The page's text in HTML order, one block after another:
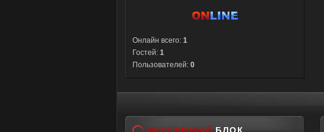
Онлайн всего: 1
Гостей: 1
Пользователей: 0